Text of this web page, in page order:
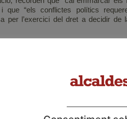
“els conflictes polítics
per l’exercici del dret a decidir de
conculcació de drets civils i les
i a l’autogovern del poble de
a terme per forces policials en
de les detencions i la
complir amb la feina, els